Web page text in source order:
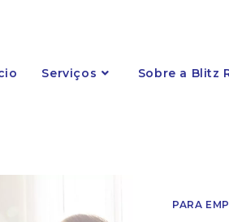
Serviços Sobre a Blitz
PARA